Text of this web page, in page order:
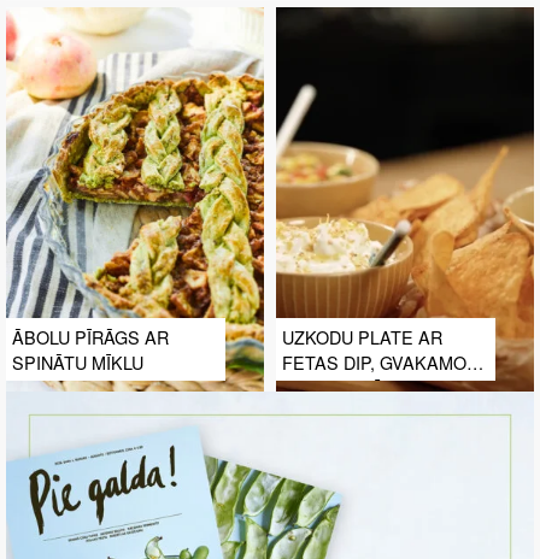
ĀBOLU PĪRĀGS AR
SPINĀTU MĪKLU
UZKODU PLATE AR
FETAS DIP, GVAKAMOLI
UN KUKURŪZAS SALSU
UN LIELAJIEM